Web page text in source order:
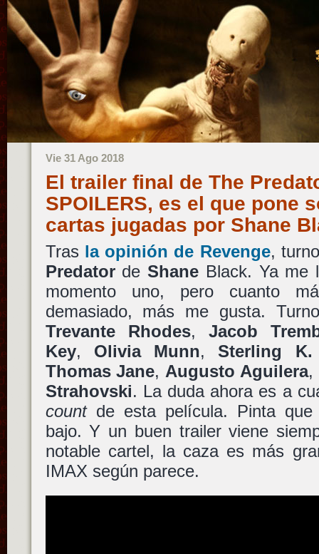
Vie 31 Ago 2018
El trailer final de The
SPOILERS, es el que pone
cartas jugadas por Shane
Tras la opinión de Revenge,
PredatordeShane Black. Ya me
momento uno, pero cuanto
demasiado, más me gusta.
Trevante Rhodes,Jacob
Key, Olivia Munn,Sterling K.
Thomas Jane, Augusto Aguilera,
Strahovski. La duda ahora es a
countde esta película. Pinta que
bajo. Y un buen trailer viene
notable cartel, la caza es más
IMAX según parece.